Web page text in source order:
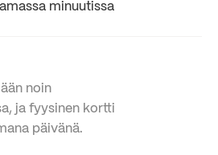
minuutissa
noin
ja fyysinen kortti
päivänä.